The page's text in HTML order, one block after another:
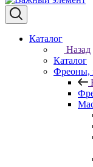
Каталог
Назад
Каталог
Фреоны,